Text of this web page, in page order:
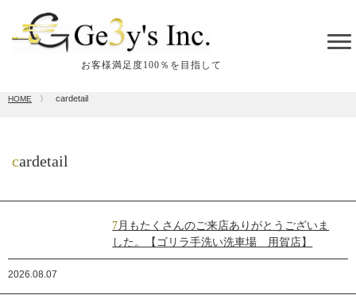
お客様満足度100％を目指して
HOME 〉 cardetail
cardetail
7月もたくさんのご来店ありがとうございま
した。【ゴリラ手洗い洗車場 用賀店】
2026.08.07